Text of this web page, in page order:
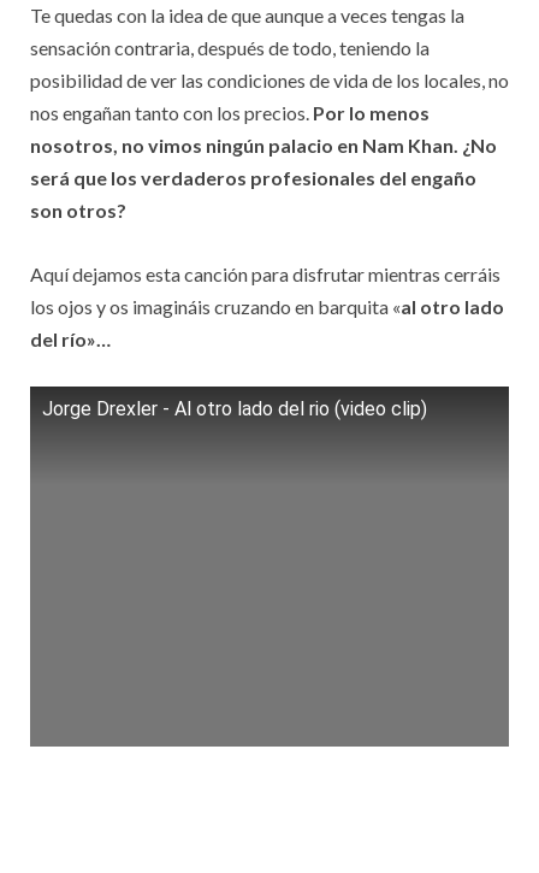
Te quedas con la idea de que aunque a veces tengas la
sensación contraria, después de todo, teniendo la
posibilidad de ver las condiciones de vida de los locales, no
nos engañan tanto con los precios. Por lo menos
nosotros, no vimos ningún palacio en Nam Khan. ¿No
será que los verdaderos profesionales del engaño
son otros?
Aquí dejamos esta canción para disfrutar mientras cerráis
los ojos y os imagináis cruzando en barquita «al otro lado
del río»…
Jorge Drexler - Al otro lado del rio (video clip)